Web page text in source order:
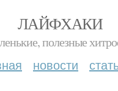
ЛАЙФХАКИ
полезные
новости